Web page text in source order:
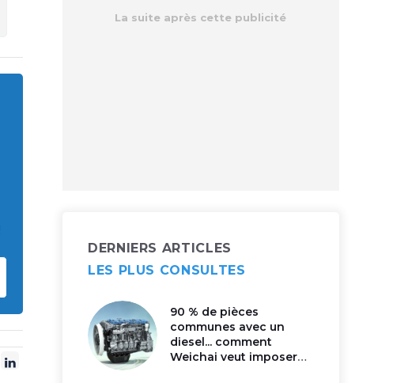
DERNIERS ARTICLES
LES PLUS CONSULTES
90 % de pièces
communes avec un
diesel... comment
Weichai veut imposer